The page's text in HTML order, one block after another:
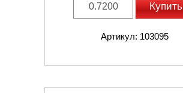
Купить
Артикул: 103095